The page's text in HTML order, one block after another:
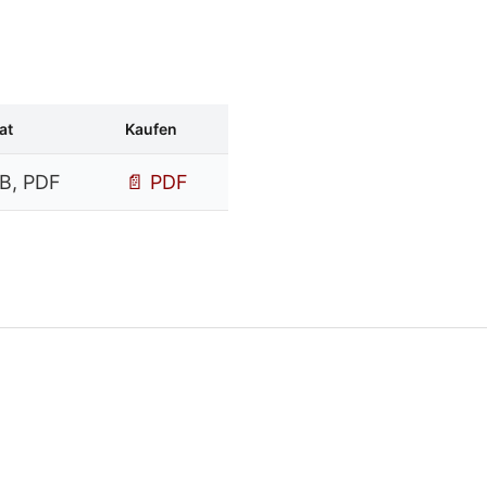
Kaufen
PDF 📄 PDF